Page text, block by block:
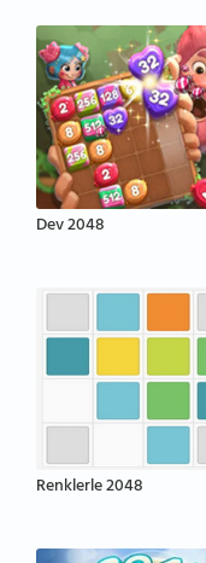
Dev 2048
Renklerle 2048